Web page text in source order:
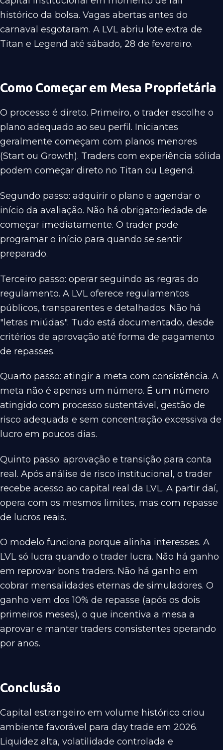
histórico da bolsa. Vagas abertas antes do
carnaval esgotaram. A LVL abriu lote extra de
Titan e Legend até sábado, 28 de fevereiro.
Como Começar em Mesa Proprietária
O processo é direto. Primeiro, o trader escolhe o
plano adequado ao seu perfil. Iniciantes
geralmente começam com planos menores
(Start ou Growth). Traders com experiência sólida
podem começar direto no Titan ou Legend.
Segundo passo: adquirir o plano e agendar o
início da avaliação. Não há obrigatoriedade de
começar imediatamente. O trader pode
programar o início para quando se sentir
preparado.
Terceiro passo: operar seguindo as regras do
regulamento. A LVL oferece regulamentos
públicos, transparentes e detalhados. Não há
"letras miúdas". Tudo está documentado, desde
critérios de aprovação até forma de pagamento
de repasses.
Quarto passo: atingir a meta com consistência. A
meta não é apenas um número. É um número
atingido com processo sustentável, gestão de
risco adequada e sem concentração excessiva de
lucro em poucos dias.
Quinto passo: aprovação e transição para conta
real. Após análise de risco institucional, o trader
recebe acesso ao capital real da LVL. A partir daí,
opera com os mesmos limites, mas com repasse
de lucros reais.
O modelo funciona porque alinha interesses. A
LVL só lucra quando o trader lucra. Não há ganho
em reprovar bons traders. Não há ganho em
cobrar mensalidades eternas de simuladores. O
ganho vem dos 10% de repasse (após os dois
primeiros meses), o que incentiva a mesa a
aprovar e manter traders consistentes operando
por anos.
Conclusão
Capital estrangeiro em volume histórico criou
ambiente favorável para day trade em 2026.
Liquidez alta, volatilidade controlada e